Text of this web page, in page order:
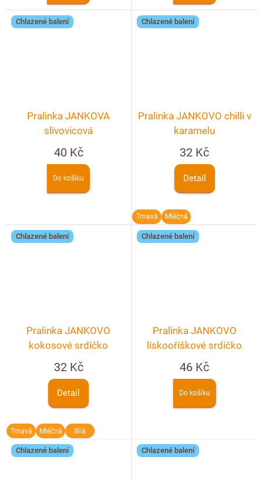
Chlazené balení
Pralinka JANKOVA
slivovicová
40 Kč
Do košíku
Chlazené balení
Pralinka JANKOVO chilli v
karamelu
32 Kč
Detail
Tmavá Mléčná
Chlazené balení
Pralinka JANKOVO
kokosové srdíčko
32 Kč
Detail
Tmavá Mléčná Bílá
Chlazené balení
Pralinka JANKOVO
lískooříškové srdíčko
46 Kč
Do košíku
Chlazené balení Chlazené balení